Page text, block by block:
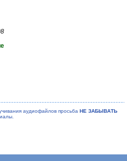
аудиофайлов просьба НЕ ЗАБЫВАТЬ